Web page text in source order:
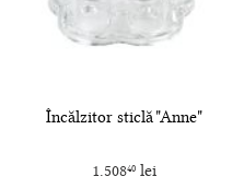
Încălzitor sticlă "Anne"
1.50840lei